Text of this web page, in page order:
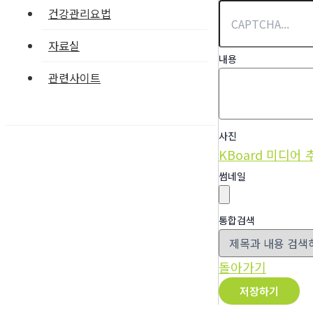
건강관리요법
자료실
관련사이트
내용
사진
KBoard 미디어
썸네일
통합검색
돌아가기
저장하기